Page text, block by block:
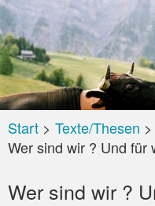
Start > Texte/Thesen >
Wer sind wir ? Und für
Wer sind wir ?